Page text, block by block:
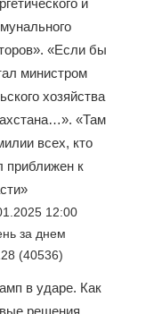
«Если бы
министром
хозяйства
«Там
всех, кто
приближен к
12:00
за днем
(40536)
в ударе. Как
решения